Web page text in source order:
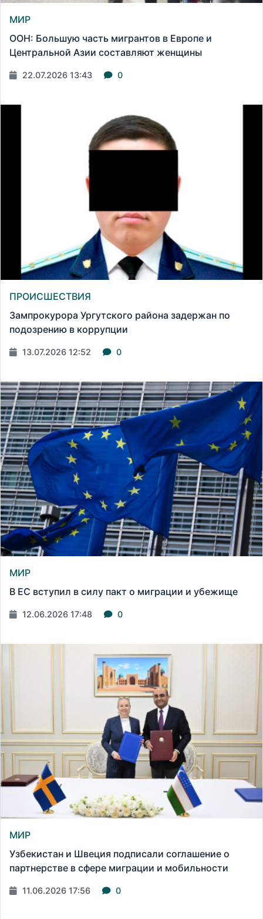
МИР
ООН: Большую часть мигрантов в Европе и
Центральной Азии составляют женщины
22.07.2026 13:43 0
ПРОИСШЕСТВИЯ
Зампрокурора Ургутского района задержан по
подозрению в коррупции
13.07.2026 12:52 0
МИР
В ЕС вступил в силу пакт о миграции и убежище
12.06.2026 17:48 0
МИР
Узбекистан и Швеция подписали соглашение о
партнерстве в сфере миграции и мобильности
11.06.2026 17:56 0